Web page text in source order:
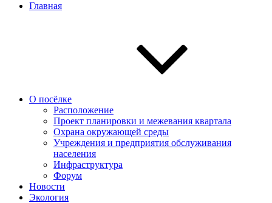
Главная
О посёлке
Расположение
Проект планировки и межевания квартала
Охрана окружающей среды
Учреждения и предприятия обслуживания
населения
Инфраструктура
Форум
Новости
Экология